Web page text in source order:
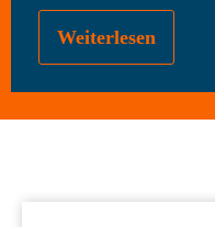
Weiterlesen